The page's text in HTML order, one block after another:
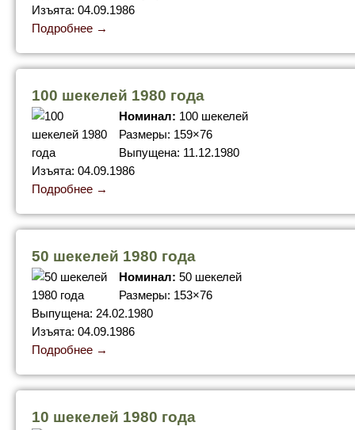
Изъята: 04.09.1986
Подробнее →
100 шекелей 1980 года
Номинал: 100 шекелей
Размеры: 159×76
Выпущена: 11.12.1980
Изъята: 04.09.1986
Подробнее →
50 шекелей 1980 года
Номинал: 50 шекелей
Размеры: 153×76
Выпущена: 24.02.1980
Изъята: 04.09.1986
Подробнее →
10 шекелей 1980 года